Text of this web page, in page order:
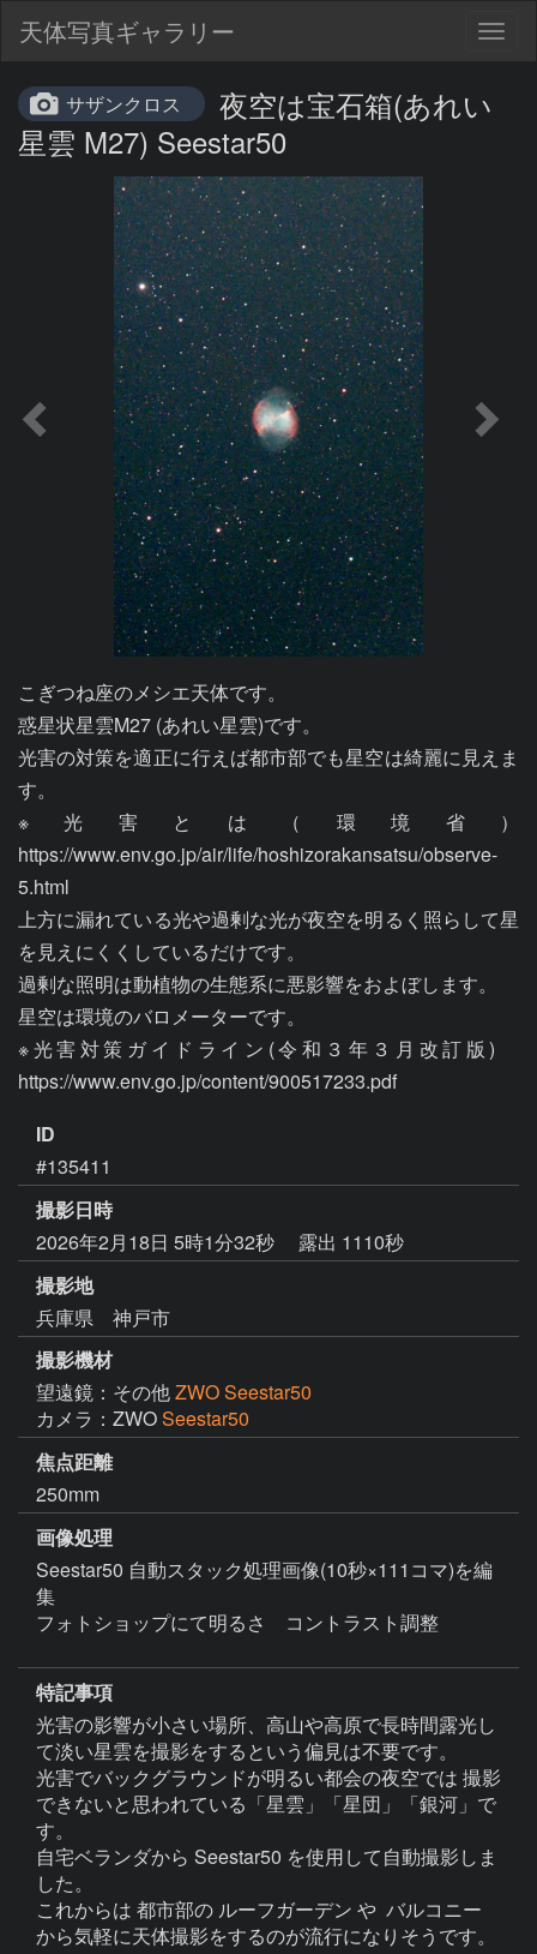
天体写真ギャラリー
サザンクロス
夜空は宝石箱(あれい
星雲 M27) Seestar50
こぎつね座のメシエ天体です。
惑星状星雲M27 (あれい星雲)です。
光害の対策を適正に行えば都市部でも星空は綺麗に見えま
す。
※光害とは（環境省）
https://www.env.go.jp/air/life/hoshizorakansatsu/observe-
5.html
上方に漏れている光や過剰な光が夜空を明るく照らして星
を見えにくくしているだけです。
過剰な照明は動植物の生態系に悪影響をおよぼします。
星空は環境のバロメーターです。
※光害対策ガイドライン(令和３年３月改訂版)
ID
#135411
撮影日時
2026年2月18日 5時1分32秒
露出 1110秒
撮影地
兵庫県 神戸市
撮影機材
望遠鏡：その他ZWO Seestar50
カメラ：ZWOSeestar50
焦点距離
250mm
画像処理
Seestar50 自動スタック処理画像(10秒×111コマ)を編
集
フォトショップにて明るさ　コントラスト調整
特記事項
光害の影響が小さい場所、高山や高原で長時間露光し
て淡い星雲を撮影をするという偏見は不要です。
光害でバックグラウンドが明るい都会の夜空では 撮影
できないと思われている「星雲」「星団」「銀河」で
す。
自宅ベランダから Seestar50 を使用して自動撮影しま
した。
これからは 都市部の ルーフガーデン や  バルコニー